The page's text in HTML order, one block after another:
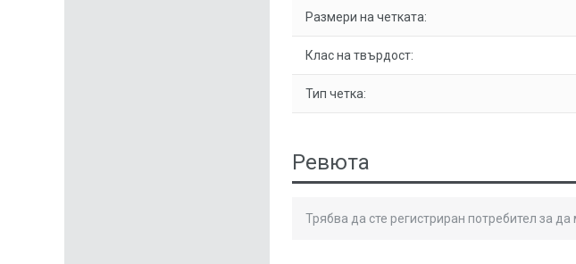
Размери на четката:
Клас на твърдост:
Тип четка:
Ревюта
Трябва да сте регистриран потребител за